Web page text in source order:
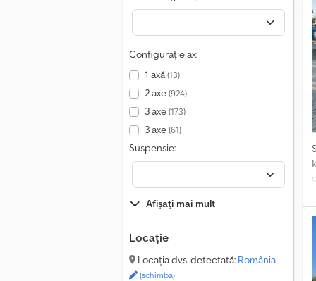
Configurație ax:
1 axă(13)
2 axe(924)
3 axe(173)
3 axe(61)
Suspensie:
Afișați mai mult
Locație
Locația dvs. detectată: România
(schimba)